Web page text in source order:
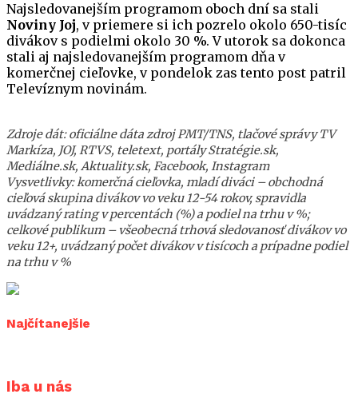
Najsledovanejším programom oboch dní sa stali
Noviny Joj, v priemere si ich pozrelo okolo 650-tisíc
divákov s podielmi okolo 30 %. V utorok sa dokonca
stali aj najsledovanejším programom dňa v
komerčnej cieľovke, v pondelok zas tento post patril
Televíznym novinám.
Zdroje dát: oficiálne dáta zdroj PMT/TNS, tlačové správy TV
Markíza, JOJ, RTVS, teletext, portály Stratégie.sk,
Mediálne.sk, Aktuality.sk, Facebook, Instagram
Vysvetlivky: komerčná cieľovka, mladí diváci – obchodná
cieľová skupina divákov vo veku 12-54 rokov, spravidla
uvádzaný rating v percentách (%) a podiel na trhu v %;
celkové publikum – všeobecná trhová sledovanosť divákov vo
veku 12+, uvádzaný počet divákov v tisícoch a prípadne podiel
na trhu v %
Najčítanejšie
Iba u nás